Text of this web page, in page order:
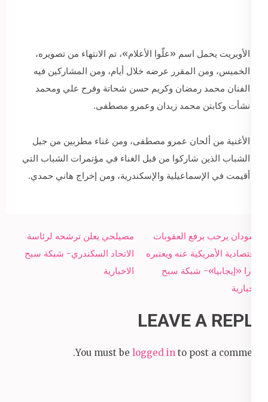
الأوبريت يحمل اسم «علّوا الأعلام»، تم الانتهاء من تصويره،
الخميس، ومن المقرر عرضه خلال أيام، ومن المشاركين فيه
الفنان محمد رمضان وكريم حسن شحاتة وفرح علي ومحمد
نشأت وكابتن محمد زيدان وعمرو مصطفى.
الأغنية من ألحان عمرو مصطفى، ومن غناء مطربين من جيل
الشباب الذين شاركوا من قبل الغناء في مؤتمرات الشباب التي
أقيمت في الإسماعيلية والإسكندرية، ومن إخراج هاني حمدي.
Post
navigation
مصيلحي يعلن ترشحه لرئاسة
الاتحاد السكندري- شبكة سبح
الاخبارية
السودان يرحب برفع العقوبات
الاقتصادية الأمريكية عنه ويعتبره
قرارا «إيجابيا»- شبكة سبح
الاخبارية
LEAVE A REPLY
You must be logged in to post a comment.